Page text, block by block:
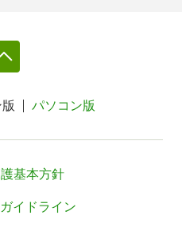
パソコン版
基本方針
イドライン